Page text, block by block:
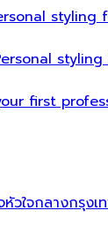
styling
first
หัวใจกลางกรุง